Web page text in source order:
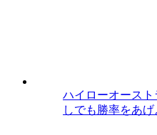
ハイローオース
しでも勝率をあげ